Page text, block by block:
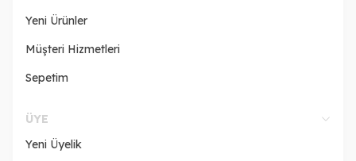
Yeni Ürünler
Müşteri Hizmetleri
Sepetim
ÜYE
Yeni Üyelik